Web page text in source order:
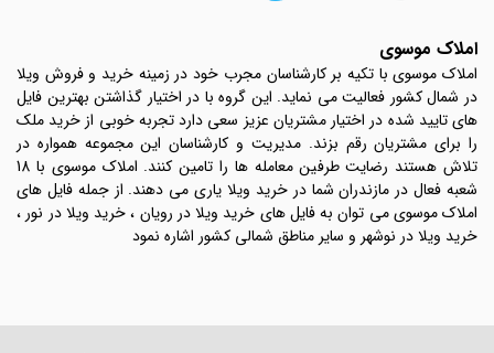
املاک موسوی
املاک موسوی با تکیه بر کارشناسان مجرب خود در زمینه خرید و فروش ویلا
در شمال کشور فعالیت می نماید. این گروه با در اختیار گذاشتن بهترین فایل
های تایید شده در اختیار مشتریان عزیز سعی دارد تجربه خوبی از خرید ملک
را برای مشتریان رقم بزند. مدیریت و کارشناسان این مجموعه همواره در
تلاش هستند رضایت طرفین معامله ها را تامین کنند. املاک موسوی با 18
شعبه فعال در مازندران شما در خرید ویلا یاری می دهند. از جمله فایل های
املاک موسوی می توان به فایل های خرید ویلا در رویان ، خرید ویلا در نور ،
خرید ویلا در نوشهر و سایر مناطق شمالی کشور اشاره نمود